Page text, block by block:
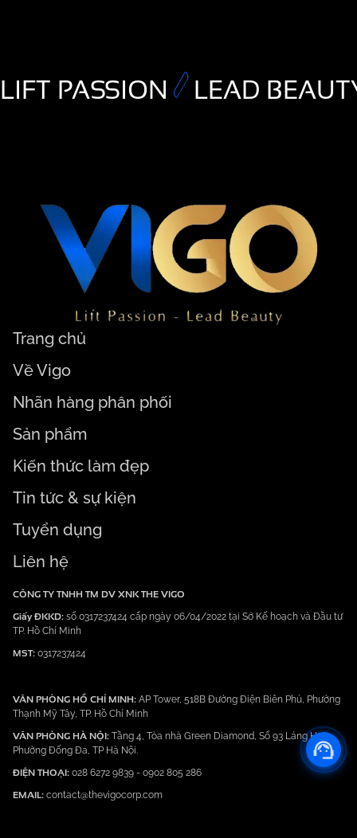
LIFT PASSION LEAD
Trang chủ
Về Vigo
Nhãn hàng phân phối
Sản phẩm
Kiến thức làm đẹp
Tin tức & sự kiện
Tuyển dụng
Liên hệ
CÔNG TY TNHH TM DV XNK THE VIGO
Giấy ĐKKD: số 0317237424 cấp ngày 06/04/2022 tại Sở Kế hoạch và Đầu tư
TP. Hồ Chí Minh
MST: 0317237424
VĂN PHÒNG HỒ CHÍ MINH: AP Tower, 518B Đường Điện Biên Phủ, Phường
Thạnh Mỹ Tây, TP. Hồ Chí Minh
VĂN PHÒNG HÀ NỘI: Tầng 4, Tòa nhà Green Diamond, Số 93 Láng Hạ,
Phường Đống Đa, TP Hà Nội.
ĐIỆN THOẠI: 028 6272 9839 - 0902 805 286
EMAIL: contact@thevigocorp.com